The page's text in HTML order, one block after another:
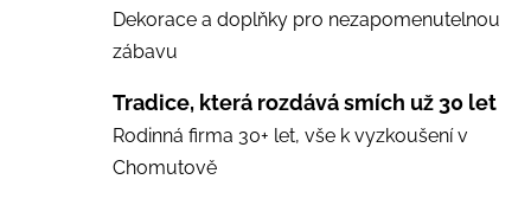
Dekorace a doplňky pro nezapomenutelnou
zábavu
Tradice, která rozdává smích už 30 let
Rodinná firma 30+ let, vše k vyzkoušení v
Chomutově